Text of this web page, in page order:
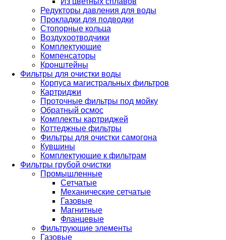
Редукторы давления для воды
Прокладки для подводки
Стопорные кольца
Воздухоотводчики
Комплектующие
Компенсаторы
Кронштейны
Фильтры для очистки воды
Корпуса магистральных фильтров
Картриджи
Проточные фильтры под мойку
Обратный осмос
Комплекты картриджей
Коттеджные фильтры
Фильтры для очистки самогона
Кувшины
Комплектующие к фильтрам
Фильтры грубой очистки
Промышленные
Сетчатые
Механические сетчатые
Газовые
Магнитные
Фланцевые
Фильтрующие элементы
Газовые